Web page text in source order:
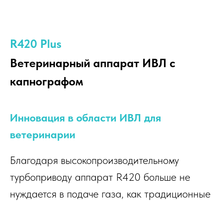
R420 Plus
Ветеринарный аппарат ИВЛ с
капнографом
Инновация в области ИВЛ для
ветеринарии
Благодаря высокопроизводительному
турбоприводу аппарат R420 больше не
нуждается в подаче газа, как традиционные